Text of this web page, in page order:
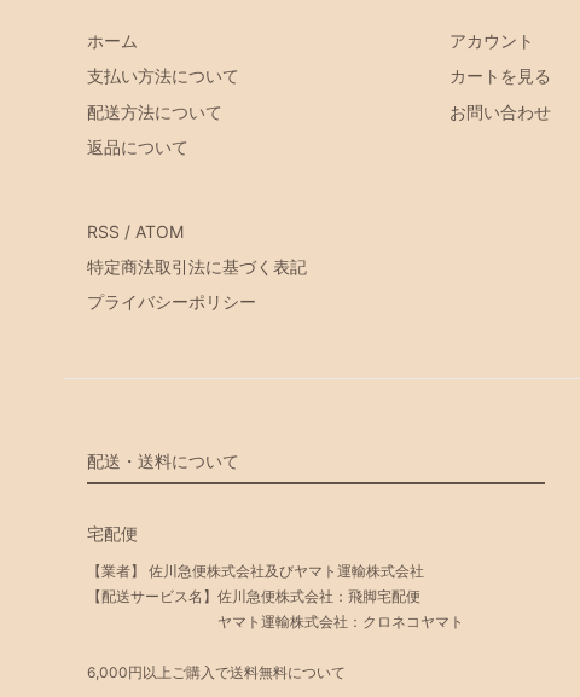
ホーム
支払い方法について
配送方法について
返品について
アカウント
カートを見る
お問い合わせ
RSS / ATOM
特定商法取引法に基づく表記
プライバシーポリシー
配送・送料について
宅配便
【業者】 佐川急便株式会社及びヤマト運輸株式会社
【配送サービス名】佐川急便株式会社：飛脚宅配便
ヤマト運輸株式会社：クロネコヤマト
6,000円以上ご購入で送料無料について